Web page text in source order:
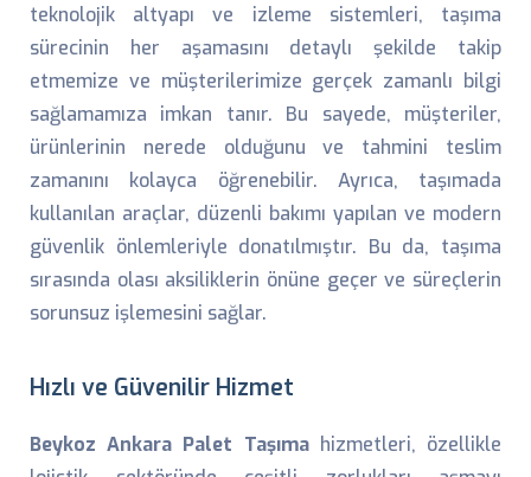
teknolojik altyapı ve izleme sistemleri, taşıma
sürecinin her aşamasını detaylı şekilde takip
etmemize ve müşterilerimize gerçek zamanlı bilgi
sağlamamıza imkan tanır. Bu sayede, müşteriler,
ürünlerinin nerede olduğunu ve tahmini teslim
zamanını kolayca öğrenebilir. Ayrıca, taşımada
kullanılan araçlar, düzenli bakımı yapılan ve modern
güvenlik önlemleriyle donatılmıştır. Bu da, taşıma
sırasında olası aksiliklerin önüne geçer ve süreçlerin
sorunsuz işlemesini sağlar.
Hızlı ve Güvenilir Hizmet
Beykoz Ankara Palet Taşımahizmetleri, özellikle